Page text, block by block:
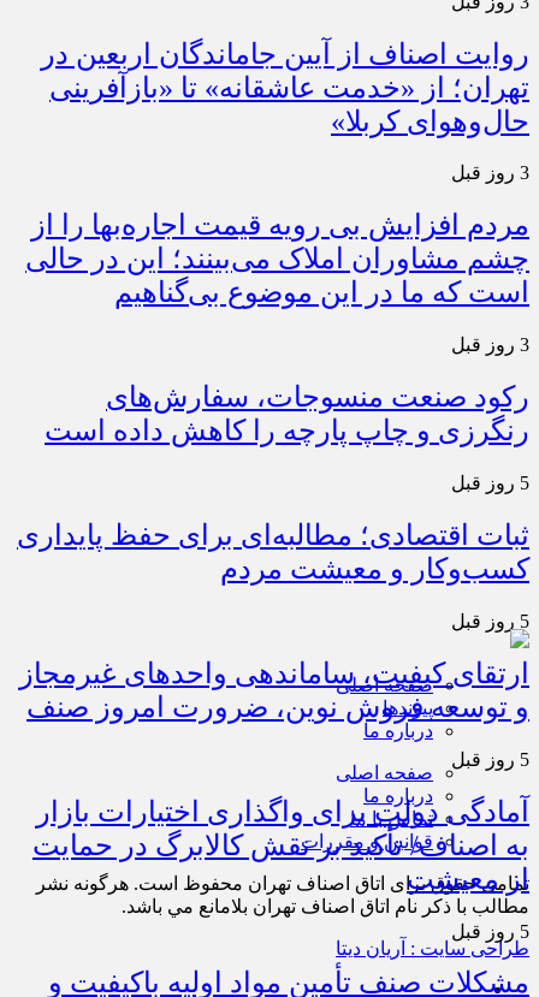
روایت اصناف از آیین جاماندگان اربعین در
تهران؛ از «خدمت عاشقانه» تا «بازآفرینی
حال‌وهوای کربلا»
مردم افزایش بی رویه قیمت اجاره‌بها را از
چشم مشاوران املاک می‌بینند؛ این در حالی
است که ما در این موضوع بی‌گناهیم
رکود صنعت منسوجات، سفارش‌های
رنگرزی و چاپ پارچه را کاهش داده است
ثبات اقتصادی؛ مطالبه‌ای برای حفظ پایداری
کسب‌وکار و معیشت مردم
5 روز قبل
ارتقای کیفیت، ساماندهی واحدهای غیرمجاز
و توسعه فروش نوین، ضرورت امروز صنف
آمادگی دولت برای واگذاری اختیارات بازار
به اصناف/ تأکید بر نقش کالابرگ در حمایت
از معیشت
5 روز قبل
صفحه اصلی
پیوندها
صفحه اصلی
درباره ما
تماس با ما
قوانین و مقررات
تمامی حقوق برای اتاق اصناف تهران محفوظ است. هرگونه نشر
مطالب با ذكر نام اتاق اصناف تهران بلامانع مي باشد.
طراحی سایت : آریان دیتا